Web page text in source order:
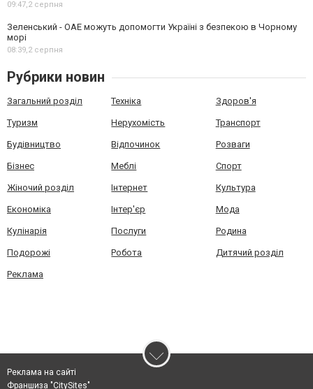
09:47,2 серпня
Зеленський - ОАЕ можуть допомогти Україні з безпекою в Чорному
морі
08:39,2 серпня
Рубрики новин
Загальний розділ Техніка Здоров'я
Туризм Нерухомість Транспорт
Будівництво Відпочинок Розваги
Бізнес Меблі Спорт
Жіночий розділ Інтернет Культура
Економіка Інтер'єр Мода
Кулінарія Послуги Родина
Подорожі Робота Дитячий розділ
Реклама
Реклама на сайті
Франшиза "CitySites"